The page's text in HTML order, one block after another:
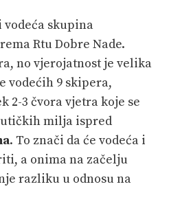
skupina
Rtu Dobre Nade.
no vjerojatnost je velika
vodećih 9 skipera,
2-3 čvora vjetra koje se
milja ispred
. To znači da će vodeća i
a onima na začelju
razliku u odnosu na